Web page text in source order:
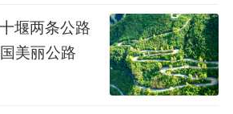
堰两条公路
美丽公路